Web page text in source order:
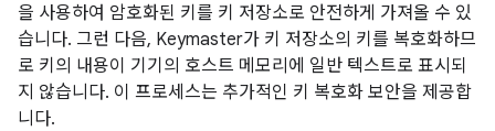
을 사용하여 암호화된 키를 키 저장소로 안전하게 가져올 수 있
습니다. 그런 다음, Keymaster가 키 저장소의 키를 복호화하므
로 키의 내용이 기기의 호스트 메모리에 일반 텍스트로 표시되
지 않습니다. 이 프로세스는 추가적인 키 복호화 보안을 제공합
니다.